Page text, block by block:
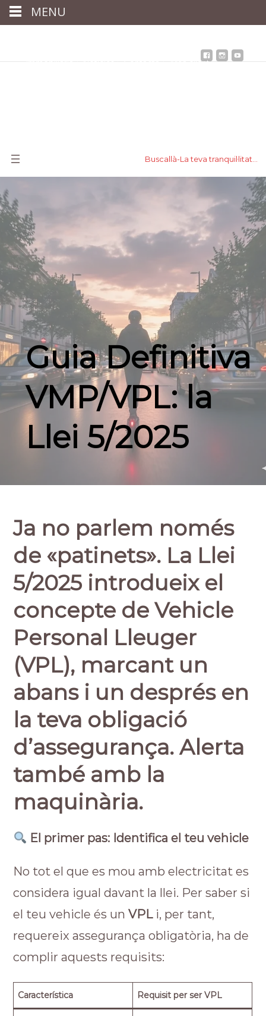
Immobiliària Notícies Contacta Àrea client
Buscallà-La teva tranquil·litat…
Guia Definitiva
VMP/VPL: la
Llei 5/2025
Ja no parlem només
de «patinets». La Llei
5/2025 introdueix el
concepte deVehicle
Personal Lleuger
(VPL), marcant un
abans i un després en
la teva obligació
d’assegurança. Alerta
també amb la
maquinària.
El primer pas: Identifica el teu vehicle
No tot el que es mou amb electricitat es
considera igual davant la llei. Per saber si
el teu vehicle és unVPLi, per tant,
requereix assegurança obligatòria, ha de
complir aquests requisits:
Característica Requisit per ser VPL
MENU